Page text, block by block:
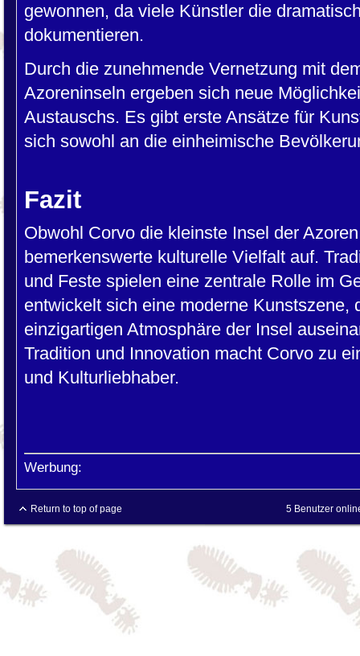
gewonnen, da viele Künstler die
dokumentieren.
Durch die zunehmende Vernetzung mit
Azoreninseln ergeben sich neue
Austauschs. Es gibt erste Ansätze für
sich sowohl an die einheimische
Fazit
Obwohl Corvo die kleinste Insel der
bemerkenswerte kulturelle Vielfalt auf.
und Feste spielen eine zentrale Rolle im
entwickelt sich eine moderne Kunstszene,
einzigartigen Atmosphäre der Insel
Tradition und Innovation macht Corvo zu
und Kulturliebhaber.
Werbung:
Return to top of page 5 Benutzer